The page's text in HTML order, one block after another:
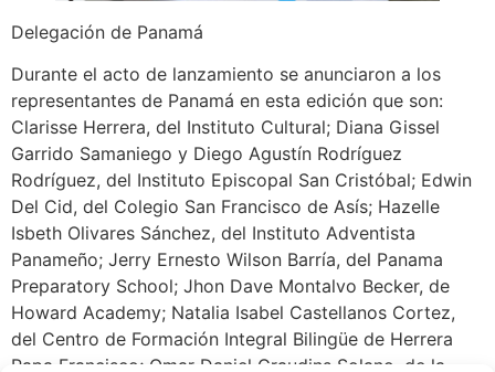
Delegación de Panamá
Durante el acto de lanzamiento se anunciaron a los
representantes de Panamá en esta edición que son:
Clarisse Herrera, del Instituto Cultural; Diana Gissel
Garrido Samaniego y Diego Agustín Rodríguez
Rodríguez, del Instituto Episcopal San Cristóbal; Edwin
Del Cid, del Colegio San Francisco de Asís; Hazelle
Isbeth Olivares Sánchez, del Instituto Adventista
Panameño; Jerry Ernesto Wilson Barría, del Panama
Preparatory School; Jhon Dave Montalvo Becker, de
Howard Academy; Natalia Isabel Castellanos Cortez,
del Centro de Formación Integral Bilingüe de Herrera
Papa Francisco; Omar Daniel Graudins Solano, de la